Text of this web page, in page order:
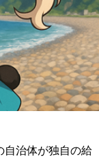
自治体が独自の給